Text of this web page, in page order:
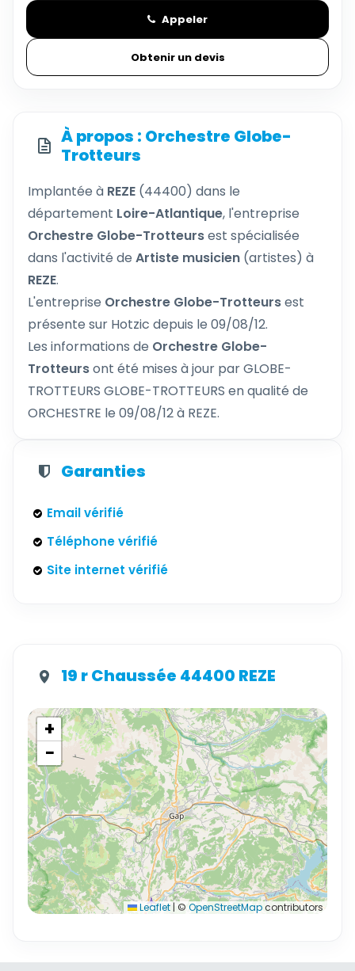
Appeler
Obtenir un devis
À propos : Orchestre Globe-
Trotteurs
Implantée à REZE (44400) dans le
département Loire-Atlantique, l'entreprise
Orchestre Globe-Trotteursest spécialisée
dans l'activité de Artiste musicien (artistes) à
REZE.
L'entreprise Orchestre Globe-Trotteursest
présente sur Hotzic depuis le 09/08/12.
Les informations de Orchestre Globe-
Trotteursont été mises à jour par GLOBE-
TROTTEURS GLOBE-TROTTEURS en qualité de
ORCHESTRE le 09/08/12 à REZE.
Garanties
Email vérifié
Téléphone vérifié
Site internet vérifié
19 r Chaussée 44400 REZE
+
−
Leaflet | © OpenStreetMapcontributors